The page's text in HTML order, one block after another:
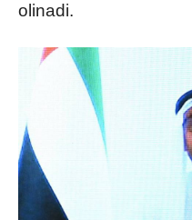
olinadi.